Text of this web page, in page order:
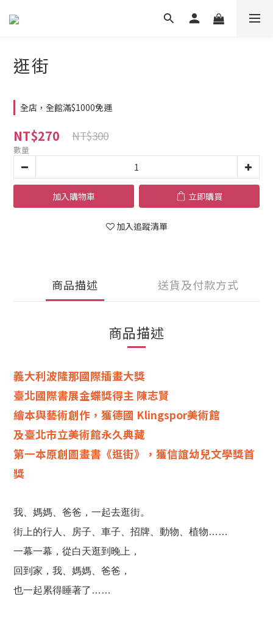
逛街
全店，全館滿$1000免運
NT$270 NT$300
數量
加入購物車 立即購買
加入追蹤清單
商品描述 送貨及付款方式
商品描述
義大利波隆那國際插畫大獎
臺北國際書展金蝶獎得主 陳志賢
繪本與藝術創作，獲德國 Klingspor美術館
及臺北市立美術館永久典藏
第一本原創圖畫書《逛街》，獲信誼幼兒文學獎首
獎
我、媽媽、爸爸，一起去逛街。
街上的行人、房子、車子、招牌、動物、植物……
一幕一幕，從白天逛到晚上，
回到家，我、媽媽、爸爸，
也一起累得睡著了……